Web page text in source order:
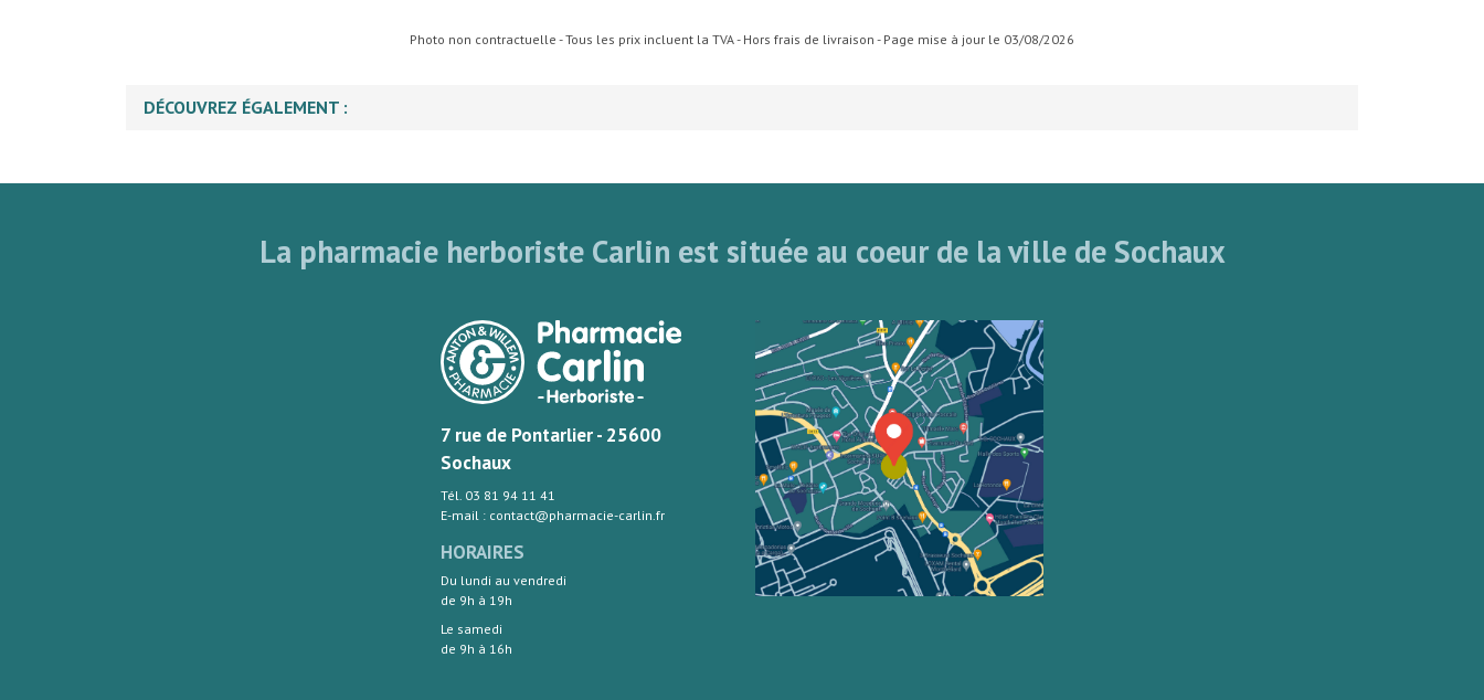
Photo non contractuelle - Tous les prix incluent la TVA - Hors frais de livraison - Page mise à jour le 03/08/2026
DÉCOUVREZ ÉGALEMENT :
La pharmacie herboriste Carlin est située au coeur de la ville de Sochaux
7 rue de Pontarlier - 25600
Sochaux
Tél. 03 81 94 11 41
E-mail : contact@pharmacie-carlin.fr
HORAIRES
Du lundi au vendredi
de 9h à 19h
Le samedi
de 9h à 16h